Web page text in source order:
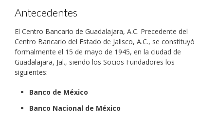
Antecedentes
El Centro Bancario de Guadalajara, A.C. Precedente del
Centro Bancario del Estado de Jalisco, A.C., se constituyó
formalmente el 15 de mayo de 1945, en la ciudad de
Guadalajara, Jal., siendo los Socios Fundadores los
siguientes:
Banco de México
Banco Nacional de México